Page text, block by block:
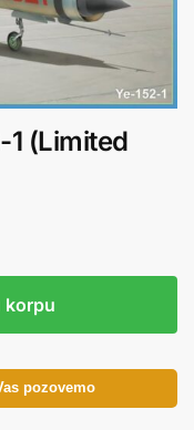
1 (Limited
korpu
pozovemo